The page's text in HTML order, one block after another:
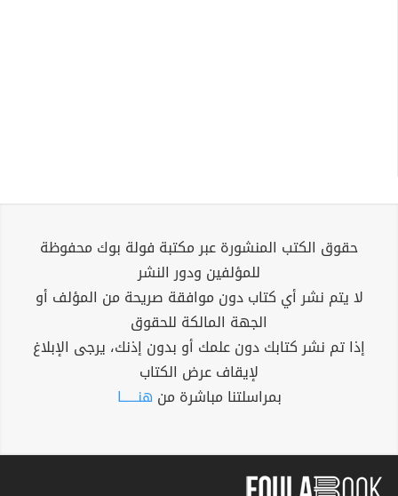
حقوق الكتب المنشورة عبر مكتبة فولة بوك محفوظة
للمؤلفين ودور النشر
لا يتم نشر أي كتاب دون موافقة صريحة من المؤلف أو
الجهة المالكة للحقوق
إذا تم نشر كتابك دون علمك أو بدون إذنك، يرجى الإبلاغ
لإيقاف عرض الكتاب
بمراسلتنا مباشرة من هنــــــا